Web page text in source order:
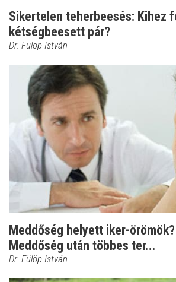
Sikertelen teherbeesés: Kihez
kétségbeesett pár?
Dr. Fülöp István
Meddőség helyett iker-
Meddőség után többes ter...
Dr. Fülöp István